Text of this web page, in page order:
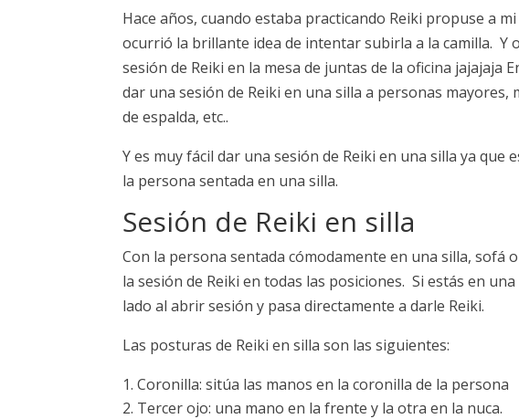
Hace años, cuando estaba practicando Reiki propuse a
ocurrió la brillante idea de intentar subirla a la camilla. Y
sesión de Reiki en la mesa de juntas de la oficina jajajaja
dar una sesión de Reiki en una silla a personas
de espalda, etc..
Y es muy fácil dar una sesión de Reiki en una silla ya
la persona sentada en una silla.
Sesión de Reiki en silla
Con la persona sentada cómodamente en una silla, sofá
la sesión de Reiki en todas las posiciones. Si estás en
lado al abrir sesión y pasa directamente a darle Reiki.
Las posturas de Reiki en silla son las siguientes:
Coronilla: sitúa las manos en la coronilla de la persona
Tercer ojo: una mano en la frente y la otra en la nuca.